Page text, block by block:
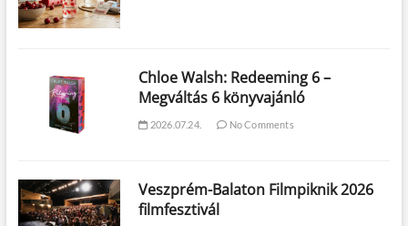
Chloe Walsh: Redeeming 6 –
Megváltás 6 könyvajánló
2026.07.24. No Comments
Veszprém-Balaton Filmpiknik 2026
filmfesztivál